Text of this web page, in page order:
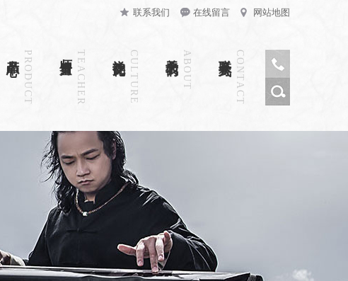
联系我们 在线留言 网站地图
PRODUCT TEACHER CULTURE ABOUT CONTACT